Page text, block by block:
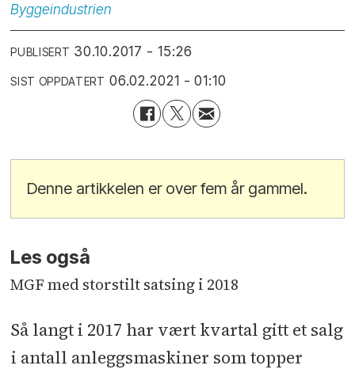
Byggeindustrien
PUBLISERT 30.10.2017 - 15:26
SIST OPPDATERT 06.02.2021 - 01:10
Denne artikkelen er over fem år gammel.
Les også
MGF med storstilt satsing i 2018
Så langt i 2017 har vært kvartal gitt et salg
i antall anleggsmaskiner som topper